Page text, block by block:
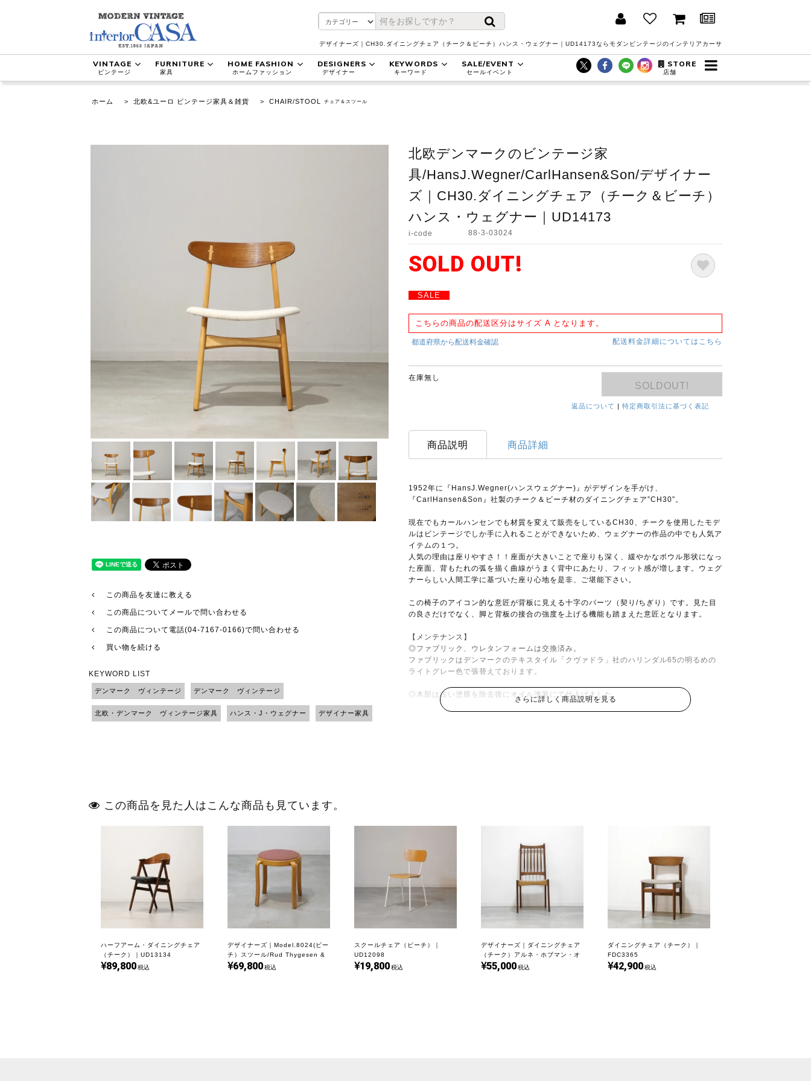
デザイナーズ｜CH30.ダイニングチェア（チーク＆ビーチ）ハンス・ウェグナー｜UD14173ならモダンビンテージのインテリアカーサ
VINTAGE
ビンテージ
FURNITURE
家具
HOME FASHION
ホームファッション
DESIGNERS
デザイナー
KEYWORDS
キーワード
SALE/EVENT
セールイベント
STORE
店舗
ホーム > 北欧&ユーロ ビンテージ家具＆雑貨 > CHAIR/STOOL チェア＆スツール
この商品を友達に教える
この商品についてメールで問い合わせる
この商品について電話(04-7167-0166)で問い合わせる
買い物を続ける
KEYWORD LIST
デンマーク ヴィンテージ デンマーク ヴィンテージ
北欧・デンマーク ヴィンテージ家具 ハンス・J・ウェグナー デザイナー家具
北欧デンマークのビンテージ家
具/HansJ.Wegner/CarlHansen&Son/デザイナー
ズ｜CH30.ダイニングチェア（チーク＆ビーチ）
ハンス・ウェグナー｜UD14173
i-code 88-3-03024
SOLD OUT!
SALE
こちらの商品の配送区分はサイズ A となります。
配送料金詳細についてはこちら
在庫無し
SOLDOUT!
返品について | 特定商取引法に基づく表記
商品説明 商品詳細
1952年に『HansJ.Wegner(ハンスウェグナー)』がデザインを手がけ、
『CarlHansen&Son』社製のチーク＆ビーチ材のダイニングチェア”CH30”。
現在でもカールハンセンでも材質を変えて販売をしているCH30、チークを使用したモデ
ルはビンテージでしか手に入れることができないため、ウェグナーの作品の中でも人気ア
イテムの１つ。
人気の理由は座りやすさ！！座面が大きいことで座りも深く、緩やかなボウル形状になっ
た座面、背もたれの弧を描く曲線がうまく背中にあたり、フィット感が増します。ウェグ
ナーらしい人間工学に基づいた座り心地を是非、ご堪能下さい。
この椅子のアイコン的な意匠が背板に見える十字のパーツ（契り/ちぎり）です。見た目
の良さだけでなく、脚と背板の接合の強度を上げる機能も踏まえた意匠となります。
【メンテナンス】
◎ファブリック、ウレタンフォームは交換済み。
ファブリックはデンマークのテキスタイル「クヴァドラ」社のハリンダル65の明るめの
ライトグレー色で張替えております。
◎木部は古い塗膜を除去後にオイル塗装にて仕上げました。
さらに詳しく商品説明を見る
この商品を見た人はこんな商品も見ています。
ハーフアーム・ダイニングチェア
（チーク）｜UD13134
89,800税込
デザイナーズ｜Model.8024(ビー
チ）スツール/Rud Thygesen &
Johnny Sørensen｜UD18391
69,800税込
スクールチェア（ビーチ）｜
UD12098
19,800税込
デザイナーズ｜ダイニングチェア
（チーク）アルネ・ホブマン・オ
ルセン｜UD22402
55,000税込
ダイニングチェア（チーク）｜
FDC3365
42,900税込